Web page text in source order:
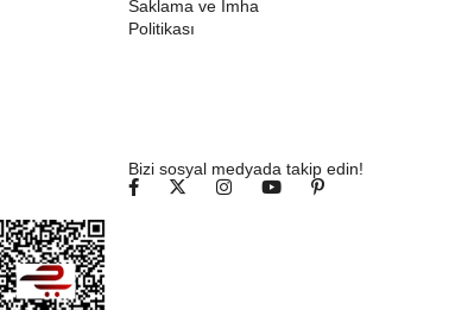
Saklama ve İmha
Politikası
Bizi sosyal medyada takip edin!